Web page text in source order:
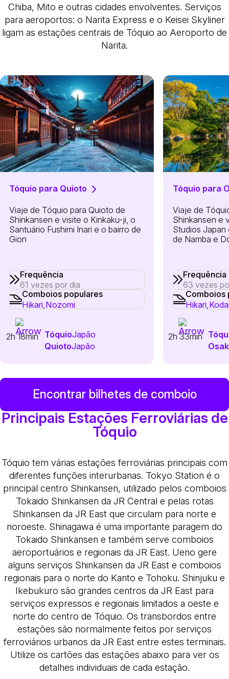
Chiba, Mito e outras cidades envolventes. Serviços
para aeroportos: o Narita Express e o Keisei Skyliner
ligam as estações centrais de Tóquio ao Aeroporto de
Narita.
Tóquio para Quioto
Viaje de Tóquio para Quioto de
Shinkansen e visite o Kinkaku-ji, o
Santuário Fushimi Inari e o bairro de
Gion
Frequência
61 vezes por dia
Comboios populares
Hikari, Nozomi
TóquioJapão
2h 18min
QuiotoJapão
Tóquio para
Viaje de
Shinkansen e
Studios Japan
de Namba e
Frequência
63 vezes
Comboios
Hikari,
2h 33min
Encontrar bilhetes de comboio
Principais Estações Ferroviárias de
Tóquio
Tóquio tem várias estações ferroviárias principais com
diferentes funções interurbanas. Tokyo Station é o
principal centro Shinkansen, utilizado pelos comboios
Tokaido Shinkansen da JR Central e pelas rotas
Shinkansen da JR East que circulam para norte e
noroeste. Shinagawa é uma importante paragem do
Tokaido Shinkansen e também serve comboios
aeroportuários e regionais da JR East. Ueno gere
alguns serviços Shinkansen da JR East e comboios
regionais para o norte do Kanto e Tohoku. Shinjuku e
Ikebukuro são grandes centros da JR East para
serviços expressos e regionais limitados a oeste e
norte do centro de Tóquio. Os transbordos entre
estações são normalmente feitos por serviços
ferroviários urbanos da JR East entre estes terminais.
Utilize os cartões das estações abaixo para ver os
detalhes individuais de cada estação.